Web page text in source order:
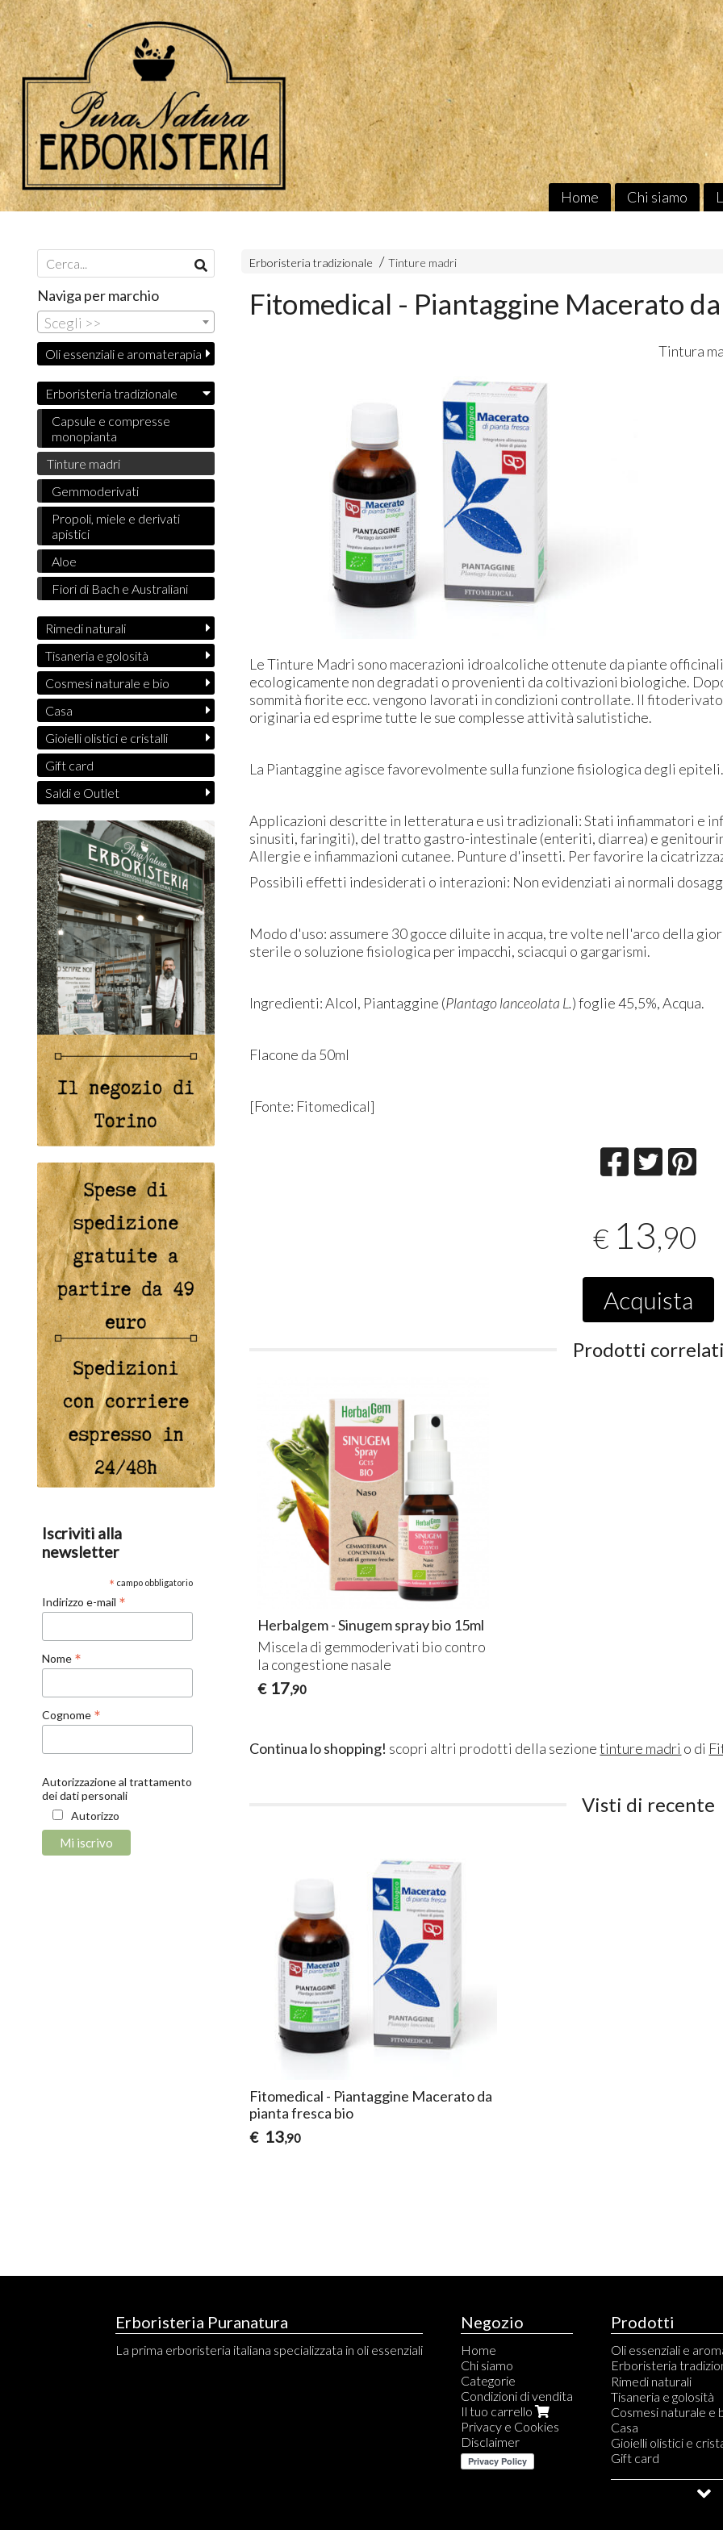
Home Chi siamo
Erboristeria tradizionale Tinture madri
Fitomedical - Piantaggine Macerato
Tintura
Le Tinture Madri sono macerazioni idroalcoliche ottenute da piante
ecologicamente non degradati o provenienti da coltivazioni biologiche.
sommità fiorite ecc. vengono lavorati in condizioni controllate. Il
originaria ed esprime tutte le sue complesse attività salutistiche.
La Piantaggine agisce favorevolmente sulla funzione fisiologica degli epiteli.
Applicazioni descritte in letteratura e usi tradizionali: Stati infiammatori e
sinusiti, faringiti), del tratto gastro-intestinale (enteriti, diarrea) e
Allergie e infiammazioni cutanee. Punture d'insetti. Per favorire la
Possibili effetti indesiderati o interazioni: Non evidenziati ai normali
Modo d'uso: assumere 30 gocce diluite in acqua, tre volte nell'arco della
sterile o soluzione fisiologica per impacchi, sciacqui o gargarismi.
Ingredienti: Alcol, Piantaggine (Plantago lanceolata L.) foglie 45,5%, Acqua.
Flacone da 50ml
[Fonte: Fitomedical]
€ 13,90
Acquista
Prodotti correlati
Herbalgem - Sinugem spray bio 15ml
Miscela di gemmoderivati bio contro
la congestione nasale
€ 17,90
Continua lo shopping! scopri altri prodotti della sezionetinture madri o di
Visti di recente
Fitomedical - Piantaggine Macerato da
pianta fresca bio
€ 13,90
Naviga per marchio
Scegli >>
Oli essenziali e aromaterapia
Erboristeria tradizionale
Capsule e compresse
monopianta
Tinture madri
Gemmoderivati
Propoli, miele e derivati
apistici
Aloe
Fiori di Bach e Australiani
Rimedi naturali
Tisaneria e golosità
Cosmesi naturale e bio
Casa
Gioielli olistici e cristalli
Gift card
Saldi e Outlet
Iscriviti alla
newsletter
* campo obbligatorio
Indirizzo e-mail *
Nome *
Cognome *
Autorizzazione al trattamento
dei dati personali
Autorizzo
Erboristeria Puranatura
La prima erboristeria italiana specializzata in oli essenziali
Negozio
Home
Chi siamo
Categorie
Condizioni di vendita
Il tuo carrello
Privacy e Cookies
Disclaimer
Prodotti
Oli essenziali e
Erboristeria
Capsule e
Tinture madri
Gemmoderivati
Propoli, miele e
Aloe
Fiori di Bach e
Rimedi naturali
Tisaneria e golosità
Cosmesi naturale e
Casa
Gioielli olistici e
Gift card